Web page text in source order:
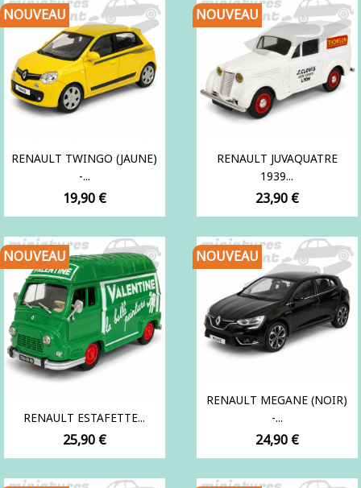
RENAULT TWINGO (JAUNE)
-...
Prix
19,90 €
NOUVEAU
RENAULT JUVAQUATRE
1939...
Prix
23,90 €
NOUVEAU
RENAULT ESTAFETTE...
Prix
25,90 €
NOUVEAU
RENAULT MEGANE (NOIR)
-...
Prix
24,90 €
NOUVEAU